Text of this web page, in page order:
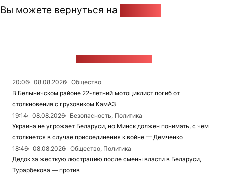
Вы можете вернуться на
20:06 08.08.2026
Общество
В Белыничском районе 22-летний мотоциклист погиб от
столкновения с грузовиком КамАЗ
19:14
08.08.2026
Безопасность, Политика
Украина не угрожает Беларуси, но Минск должен понимать, с чем
столкнется в случае присоединения к войне — Демченко
18:46
08.08.2026
Общество, Политика
Дедок за жесткую люстрацию после смены власти в Беларуси,
Турарбекова — против